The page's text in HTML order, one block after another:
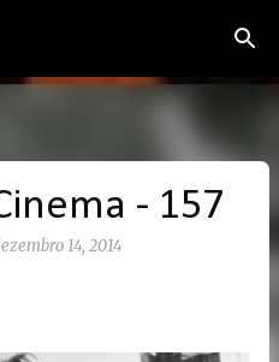
principal
- 157
14, 2014